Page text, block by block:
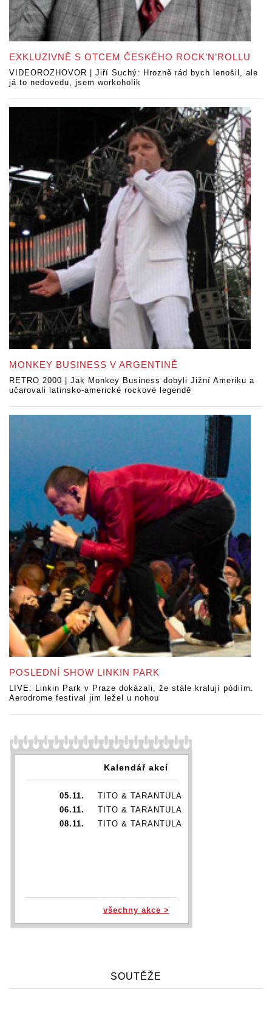
EXKLUZIVNĚ S OTCEM ČESKÉHO ROCK’N’ROLLU
VIDEOROZHOVOR | Jiří Suchý: Hrozně rád bych lenošil, ale
já to nedovedu, jsem workoholik
MONKEY BUSINESS V ARGENTINĚ
RETRO 2000 | Jak Monkey Business dobyli Jižní Ameriku a
učarovali latinsko-americké rockové legendě
POSLEDNÍ SHOW LINKIN PARK
LIVE: Linkin Park v Praze dokázali, že stále kralují pódiím.
Aerodrome festival jim ležel u nohou
Kalendář akcí
05.11.
TITO & TARANTULA
06.11.
TITO & TARANTULA
08.11.
TITO & TARANTULA
všechny akce >
SOUTĚŽE